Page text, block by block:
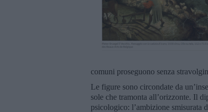
comuni proseguono senza
Le figure sono circondate da
sole che tramonta all’orizzonte. Il
psicologico: l’ambizione smisurata